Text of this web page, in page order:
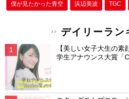
僕が⾒たかった⻘空 浜辺美波 TGC
デイリーラン
【美しい女子大生の素
学生アナウンス大賞「